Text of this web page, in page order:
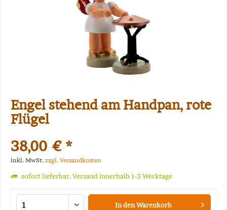
Engel stehend am Handpan, rote
Flügel
38,00 € *
inkl. MwSt. zzgl. Versandkosten
sofort lieferbar, Versand innerhalb 1-3 Werktage
In denWarenkorb